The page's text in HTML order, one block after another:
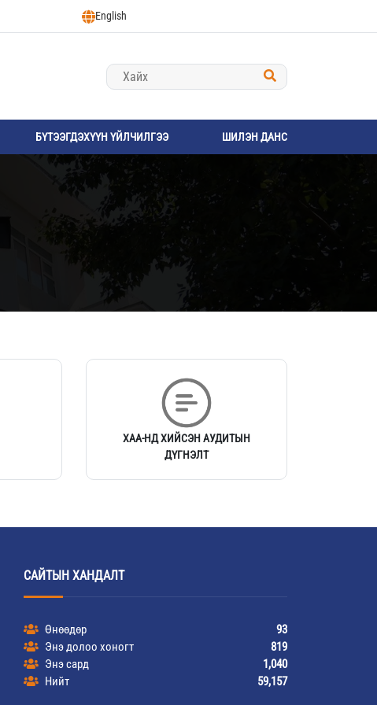
English
БҮТЭЭГДЭХҮҮН ҮЙЛЧИЛГЭЭ ШИЛЭН ДАНС
ХАА-НД ХИЙСЭН АУДИТЫН
ДҮГНЭЛТ
САЙТЫН ХАНДАЛТ
Өнөөдөр
93
Энэ долоо хоногт
819
Энэ сард
1,040
Нийт
59,157